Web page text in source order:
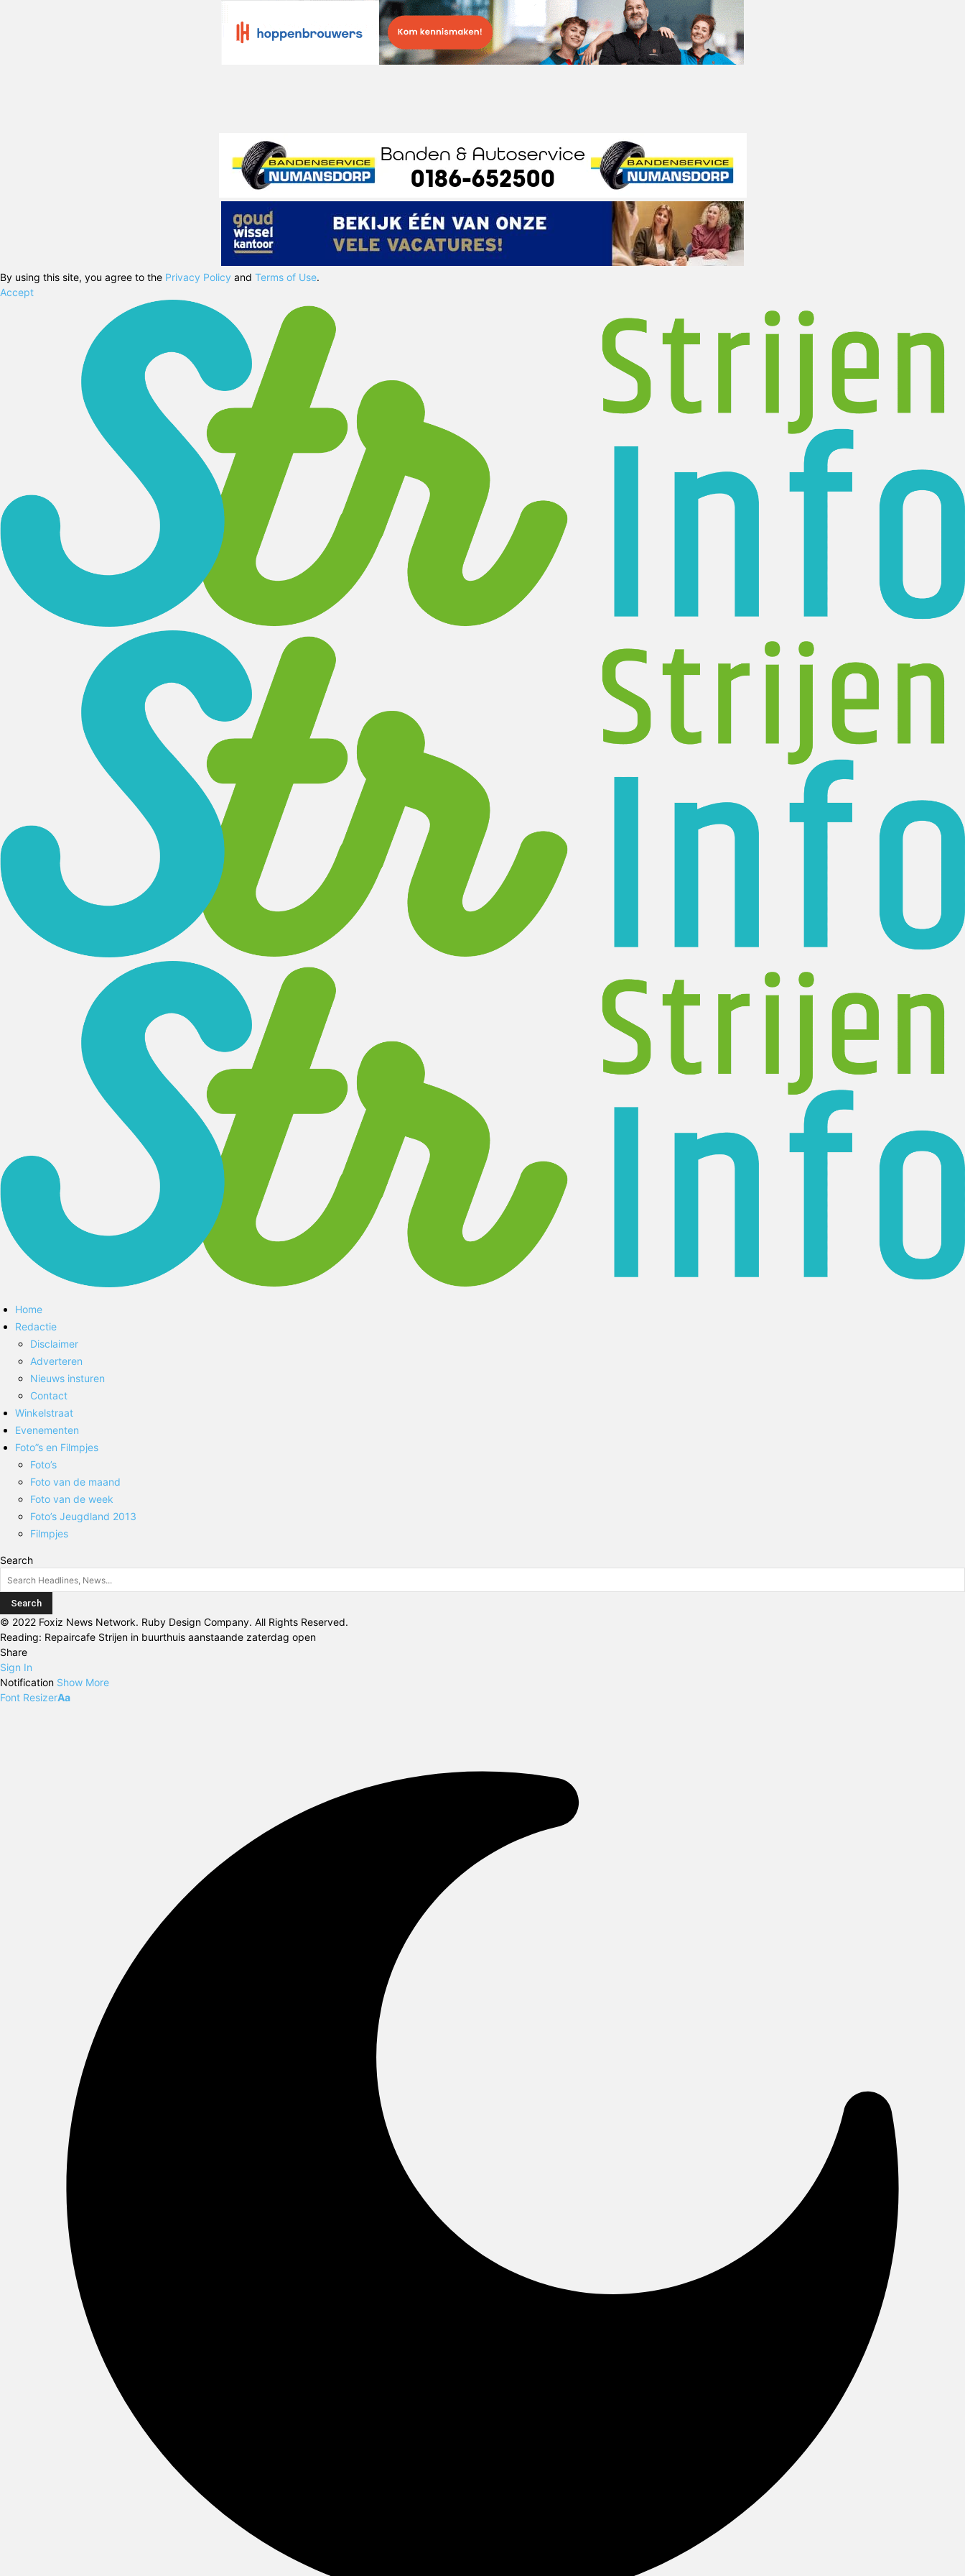
By using this site, you agree to the Privacy Policy and Terms of Use.
Accept
Home
Redactie
Disclaimer
Adverteren
Nieuws insturen
Contact
Winkelstraat
Evenementen
Foto”s en Filmpjes
Foto’s
Foto van de maand
Foto van de week
Foto’s Jeugdland 2013
Filmpjes
Search
© 2022 Foxiz News Network. Ruby Design Company. All Rights Reserved.
Reading: Repaircafe Strijen in buurthuis aanstaande zaterdag open
Share
Sign In
Notification Show More
Font ResizerAa